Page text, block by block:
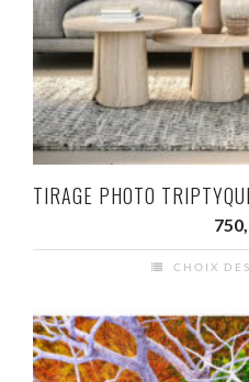
être
choisies
sur
la
page
du
TIRAGE PHOTO
CHOIX
produit
a